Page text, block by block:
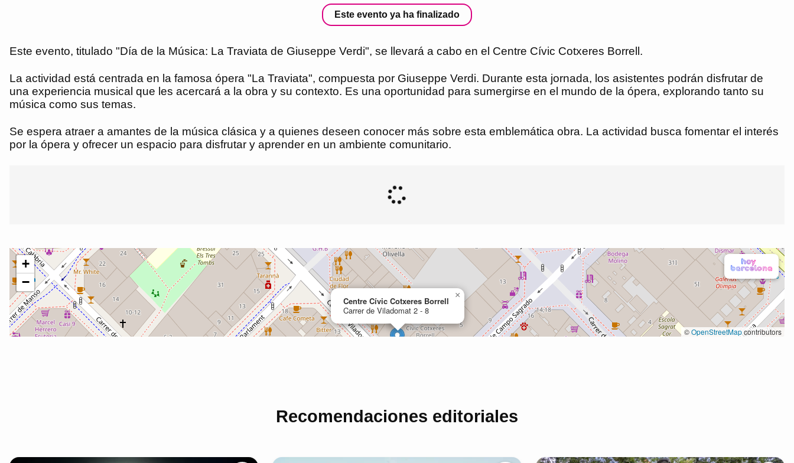
Este evento ya ha finalizado
Este evento, titulado "Día de la Música: La Traviata de Giuseppe Verdi", se llevará a cabo en el Centre Cívic Cotxeres Borrell.
La actividad está centrada en la famosa ópera "La Traviata", compuesta por Giuseppe Verdi. Durante esta jornada, los asistentes podrán disfrutar de
una experiencia musical que les acercará a la obra y su contexto. Es una oportunidad para sumergirse en el mundo de la ópera, explorando tanto su
música como sus temas.
Se espera atraer a amantes de la música clásica y a quienes deseen conocer más sobre esta emblemática obra. La actividad busca fomentar el interés
por la ópera y ofrecer un espacio para disfrutar y aprender en un ambiente comunitario.
Recomendaciones editoriales